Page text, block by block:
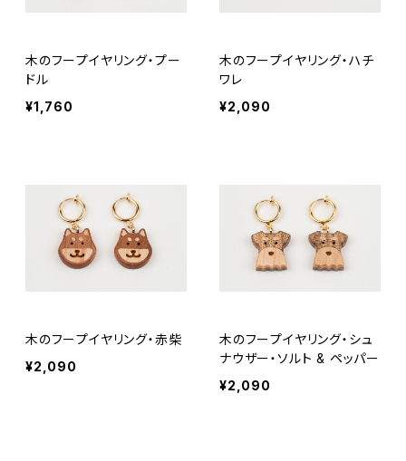
木のフープイヤリング・プー
ドル
¥1,760
木のフープイヤリング・ハチ
ワレ
¥2,090
木のフープイヤリング・赤柴
¥2,090
木のフープイヤリング・シュ
ナウザー・ソルト & ペッパー
¥2,090